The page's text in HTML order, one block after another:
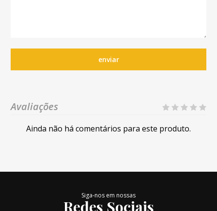
enviar
Avaliações
Ainda não há comentários para este produto.
Siga-nos em nossas
Redes Sociais